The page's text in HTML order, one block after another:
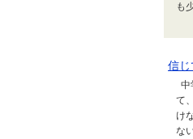
も
信
中
て
け
な